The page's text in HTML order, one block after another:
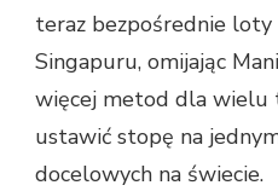
teraz bezpośrednie loty
Singapuru, omijając
więcej metod dla wielu
ustawić stopę na
docelowych na świecie.